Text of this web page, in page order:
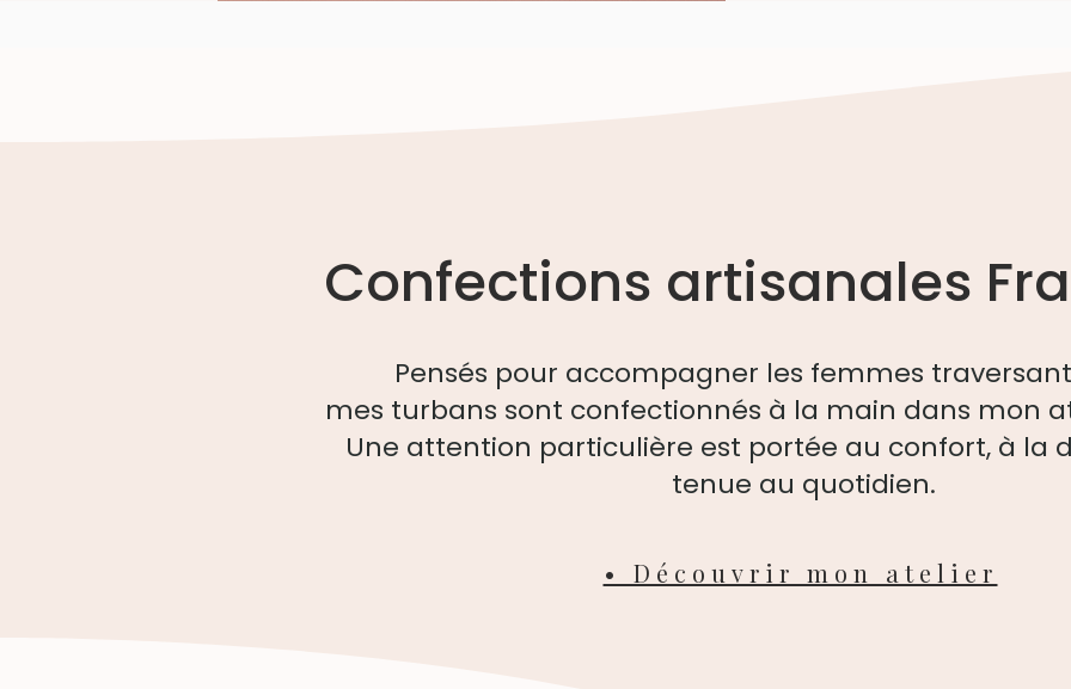
Confections artisanales
Pensés pour accompagner les femmes traversant
mes turbans sont confectionnés à la main dans mon
Une attention particulière est portée au confort, à la
tenue au quotidien.
• Découvrir mon atelier